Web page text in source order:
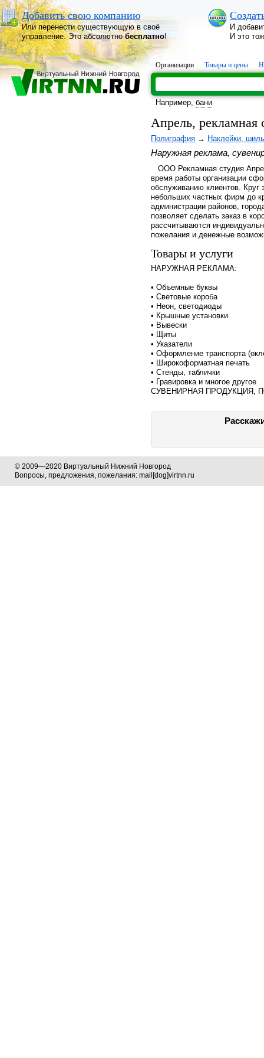
Добавить свою компанию
Или перенести существующую в своё
управление. Это абсолютнобесплатно!
И
И это
Организации Товары и цены
Например, бани
Апрель,
Полиграфия → Наклейки,
Наружная реклама,
ООО Рекламная студия
время работы организации
обслуживанию клиентов. Круг
небольших частных фирм до
администрации районов,
позволяет сделать заказ в
рассчитываются
пожелания и денежные
Товары и услуги
НАРУЖНАЯ РЕКЛАМА:
• Объемные буквы
• Световые короба
• Неон, светодиоды
• Крышные установки
• Вывески
• Щиты
• Указатели
• Оформление транспорта
• Широкоформатная печать
• Стенды, таблички
• Гравировка и многое другое
СУВЕНИРНАЯ ПРОДУКЦИЯ,
© 2009—2020 Виртуальный Нижний Новгород
Вопросы, предложения, пожелания: mail[dog]virtnn.ru